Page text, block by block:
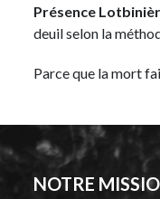
Présence
deuil selon la
Parce que la mort
NOTRE